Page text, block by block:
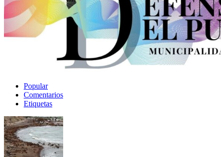
Popular
Comentarios
Etiquetas